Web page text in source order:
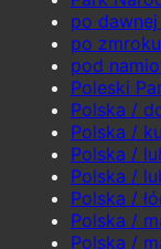
po
po
pod
Poleski
Polska /
Polska /
Polska /
Polska /
Polska /
Polska /
Polska /